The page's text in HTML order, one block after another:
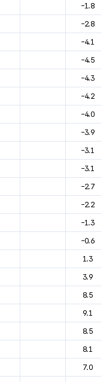
-1.8
-2.8
-4.1
-4.5
-4.3
-4.2
-4.0
-3.9
-3.1
-3.1
-2.7
-2.2
-1.3
-0.6
1.3
3.9
8.5
9.1
8.5
8.1
7.0